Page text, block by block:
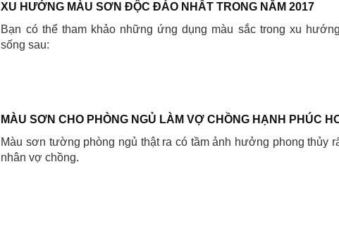
XU HƯỚNG MÀU SƠN ĐỘC ĐÁO NHẤT TRONG NĂM 2017
Bạn có thể tham khảo những ứng dụng màu sắc trong xu
sống sau:
MÀU SƠN CHO PHÒNG NGỦ LÀM VỢ CHỒNG HẠNH PHÚC
Màu sơn tường phòng ngủ thật ra có tầm ảnh hưởng phong thủy
nhân vợ chồng.